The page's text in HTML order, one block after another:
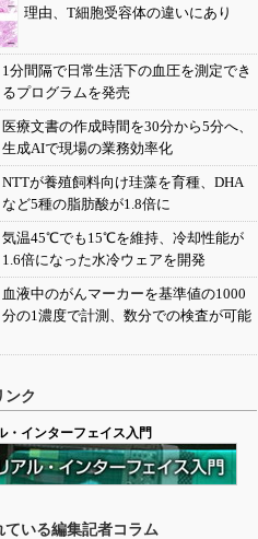
理由、T細胞受容体の違いにあり
1分間隔で日常生活下の血圧を測定でき
るプログラムを発売
医療文書の作成時間を30分から5分へ、
生成AIで現場の業務効率化
NTTが養殖飼料向け珪藻を育種、DHA
など5種の脂肪酸が1.8倍に
気温45℃でも15℃を維持、冷却性能が
1.6倍になった水冷ウェアを開発
血液中のがんマーカーを基準値の1000
分の1濃度で計測、数分での検査が可能
ンク
・インターフェイス入門
ている編集記者コラム